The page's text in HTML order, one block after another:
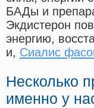
БАДы и
Экдистерон
энергию,
и, Сиалис
Несколько
именно у